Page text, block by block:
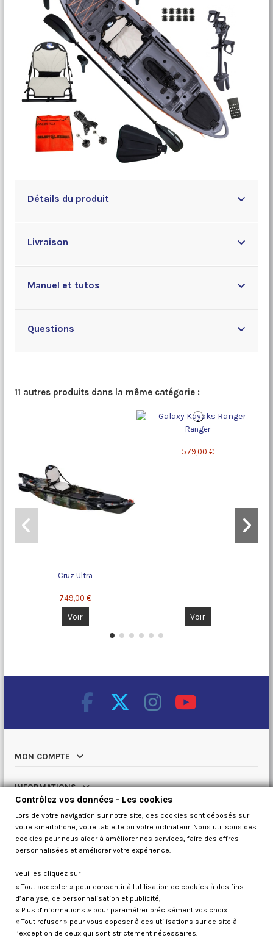
Détails du produit
Livraison
Manuel et tutos
Questions
11 autres produits dans la même catégorie :
Cruz Ultra
749,00 €
Voir
Ranger
579,00 €
Voir
MON COMPTE
INFORMATIONS
NOTRE CATALOGUE
QUI SOMMES NOUS
Contrôlez vos données
Contrôlez vos données - Les cookies
Lors de votre navigation sur notre site, des cookies sont déposés sur
votre smartphone, votre tablette ou votre ordinateur. Nous utilisons des
cookies pour nous aider à améliorer nos services, faire des offres
personnalisées et améliorer votre expérience.
veuilles cliquez sur
« Tout accepter » pour consentir à l'utilisation de cookies à des fins
d’analyse, de personnalisation et publicité,
« Plus d'informations » pour paramétrer précisément vos choix
« Tout refuser » pour vous opposer à ces utilisations sur ce site à
l’exception de ceux qui sont strictement nécessaires.